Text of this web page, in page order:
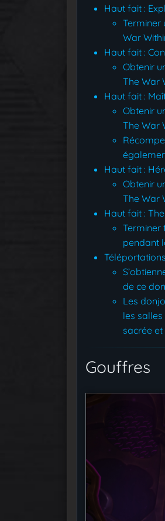
Haut fait :
Terminer
War
Haut fait :
Obtenir
The War
Haut fait :
Obtenir
The War
Haut fait :
Obtenir
The War
Haut fait :
Terminer
pendant
de ce
Les
les
sacrée et
Gouffres